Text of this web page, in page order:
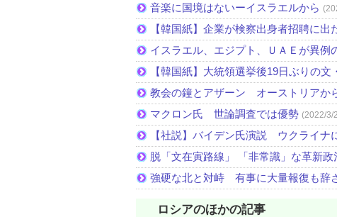
音楽に国境はないーイスラエルから
【韓国紙】企業が検察出身者招聘に
イスラエル、エジプト、ＵＡＥが異例
【韓国紙】大統領選挙後19日ぶりの文
教会の鐘とアザーン オーストリアか
マクロン氏 世論調査では優勢 (2022/3/
【社説】バイデン氏演説 ウクライナ
脱「文在寅路線」 「非常識」な革新政
強硬な北と対峙 有事に大量報復も辞
ロシアのほかの記事